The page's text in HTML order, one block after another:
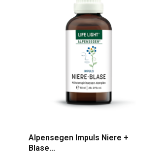
Alpensegen Impuls Niere +
Blase...